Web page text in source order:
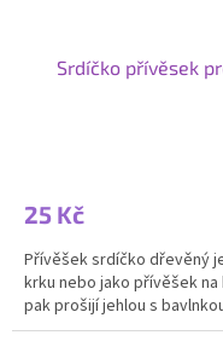
Srdíčko přívěsek
25 Kč
Přívěšek srdíčko dřevěný
krku nebo jako přívěšek
pak prošijí jehlou s